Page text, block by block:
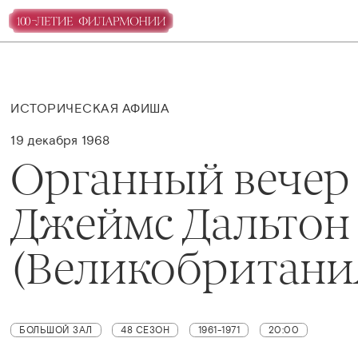
ИСТОРИЧЕСКАЯ АФИША
19 декабря 1968
Органный вечер
Джеймс Дальтон
БОЛЬШОЙ ЗАЛ 48 СЕЗОН 1961-1971 20:00